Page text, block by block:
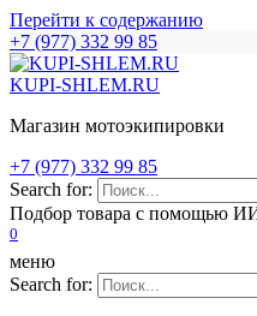
Перейти к содержанию
+7 (977) 332 99 85
KUPI-SHLEM.RU
Магазин мотоэкипировки
+7 (977) 332 99 85
Search for:
Подбор товара с помощью
0
меню
Search for: